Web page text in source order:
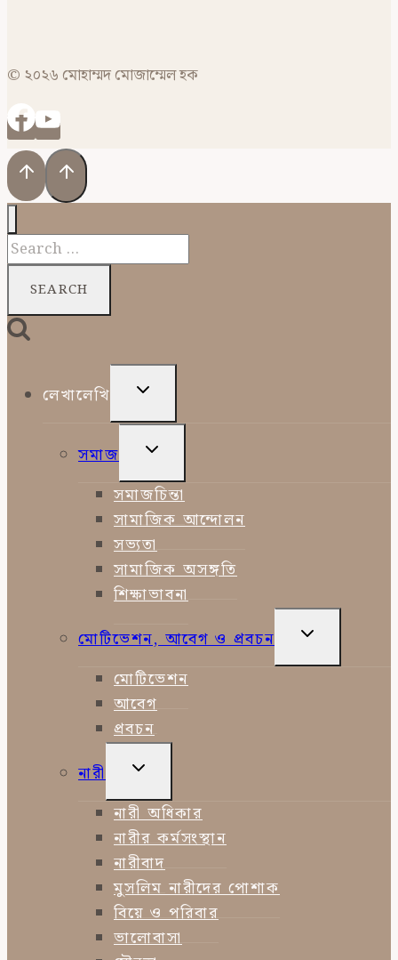
© ২০২৬ মোহাম্মদ মোজাম্মেল হক
Search
for:
লেখালেখি
TOGGLE
MENU
সমাজ
TOGGLE
MENU
সমাজচিন্তা
সামাজিক আন্দোলন
সভ্যতা
সামাজিক অসঙ্গতি
শিক্ষাভাবনা
মোটিভেশন, আবেগ ও প্রবচন
TOGGLE
মোটিভেশন
আবেগ
প্রবচন
নারী
TOGGLE
MENU
নারী অধিকার
নারীর কর্মসংস্থান
নারীবাদ
মুসলিম নারীদের পোশাক
বিয়ে ও পরিবার
ভালোবাসা